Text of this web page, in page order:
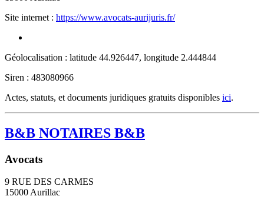
Site internet : https://www.avocats-aurijuris.fr/
Géolocalisation : latitude 44.926447, longitude 2.444844
Siren : 483080966
Actes, statuts, et documents juridiques gratuits disponibles ici.
B&B NOTAIRES B&B
Avocats
9 RUE DES CARMES
15000 Aurillac